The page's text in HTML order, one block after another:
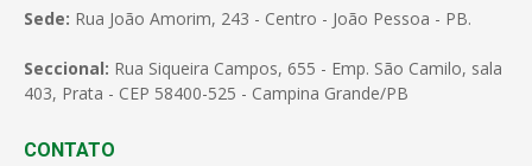
Sede: Rua João Amorim, 243 - Centro - João Pessoa - PB.
Seccional: Rua Siqueira Campos, 655 - Emp. São Camilo, sala
403, Prata - CEP 58400-525 - Campina Grande/PB
CONTATO